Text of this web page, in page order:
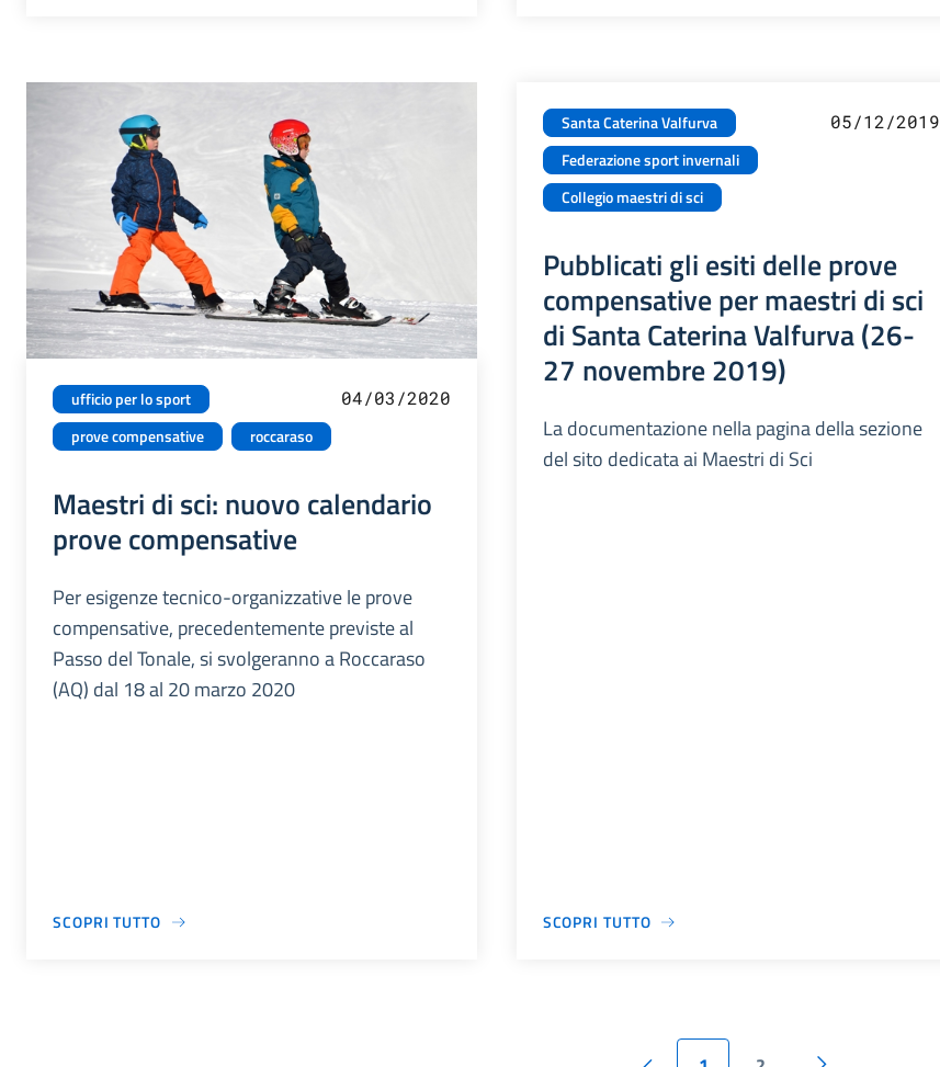
ufficio per lo sport
prove compensative
roccaraso
04/03/2020
Maestri di sci: nuovo calendario
prove compensative
Per esigenze tecnico-organizzative le prove
compensative, precedentemente previste al
Passo del Tonale, si svolgeranno a Roccaraso
(AQ) dal 18 al 20 marzo 2020
SCOPRI TUTTO
Santa Caterina Valfurva
Federazione sport invernali
Collegio maestri di sci
05/12/2019
Pubblicati gli esiti delle prove
compensative per maestri di sci
di Santa Caterina Valfurva (26-
27 novembre 2019)
La documentazione nella pagina della sezione
del sito dedicata ai Maestri di Sci
SCOPRI TUTTO